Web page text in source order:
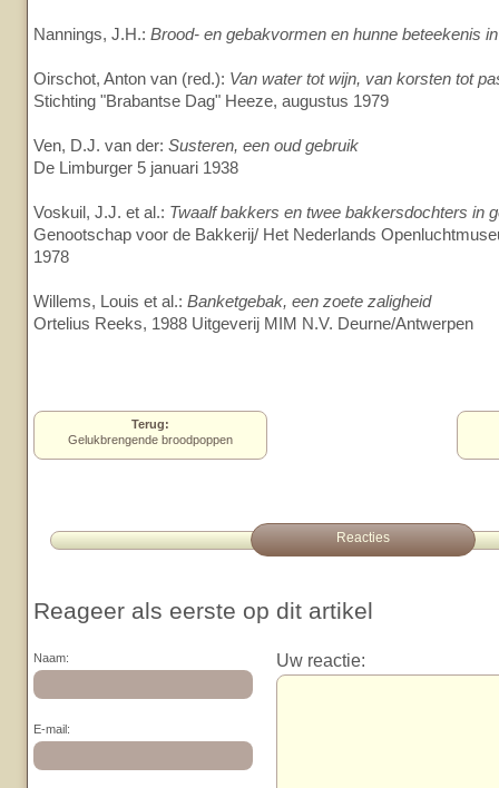
Nannings, J.H.: Brood- en gebakvormen en hunne beteekenis
Oirschot, Anton van (red.): Van water tot wijn, van korsten tot
Stichting "Brabantse Dag" Heeze, augustus 1979
Ven, D.J. van der: Susteren, een oud gebruik
De Limburger 5 januari 1938
Voskuil, J.J. et al.: Twaalf bakkers en twee bakkersdochters in
Genootschap voor de Bakkerij/ Het Nederlands
1978
Willems, Louis et al.: Banketgebak, een zoete zaligheid
Ortelius Reeks, 1988 Uitgeverij MIM N.V. Deurne/Antwerpen
Terug:
Gelukbrengende broodpoppen
Reacties
Reageer als eerste op dit artikel
Naam:
E-mail:
Uw reactie: